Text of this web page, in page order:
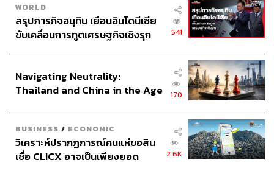
WORLD
สรุปภารกิจอนุทิน เยือนอินโดนีเซีย
ขับเคลื่อนการทูตเศรษฐกิจเชิงรุก
541
Navigating Neutrality:
Thailand and China in the Age
170
BUSINESS / ECONOMIC
วิเคราะห์ปรากฏการณ์คนแห่ขอสิน
เชื่อ CLICX อาจเป็นเพียงยอด
2.6K